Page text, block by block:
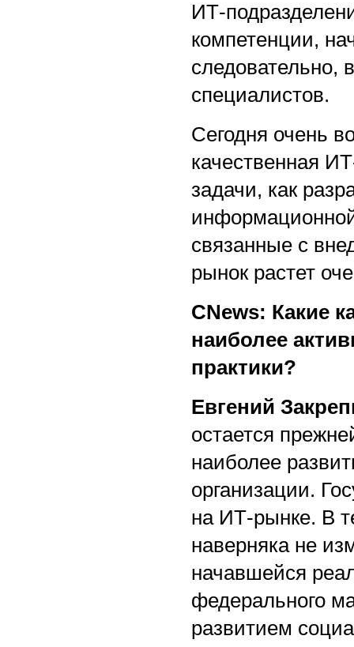
ИТ-
компетенции,
следовательно,
специалистов.
Сегодня очень
качественная
задачи, как
связанные с
рынок растет
CNews: Какие
наиболее
практики?
Евгений
остается
наиболее
организации.
на ИТ-рынке. В
наверняка не
начавшейся
федерального
развитием